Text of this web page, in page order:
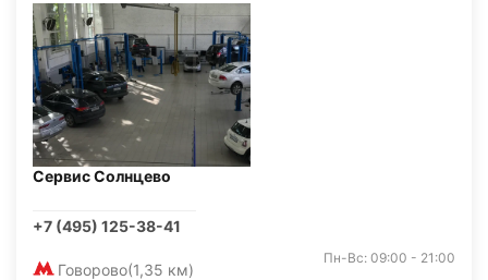
Сервис Солнцево
+7 (495) 125-38-41
Говорово(1,35 км)
Пн-Вс: 09:00 - 21:00